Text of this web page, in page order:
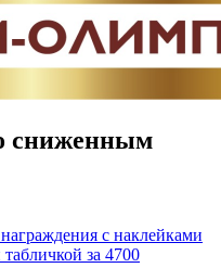
сниженным
с наклейками
за 4700